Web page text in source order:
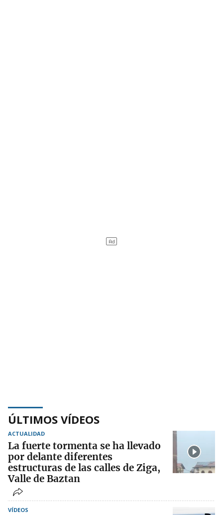
ÚLTIMOS VÍDEOS
ACTUALIDAD
La fuerte tormenta se ha llevado
por delante diferentes
estructuras de las calles de Ziga,
Valle de Baztan
VÍDEOS